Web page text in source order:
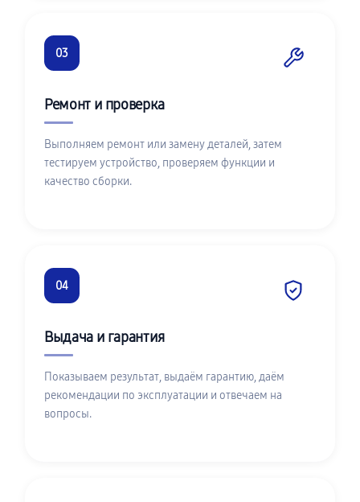
03
Ремонт и проверка
Выполняем ремонт или замену деталей, затем
тестируем устройство, проверяем функции и
качество сборки.
04
Выдача и гарантия
Показываем результат, выдаём гарантию, даём
рекомендации по эксплуатации и отвечаем на
вопросы.